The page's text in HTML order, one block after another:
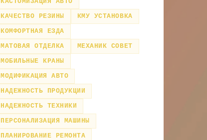
КАЧЕСТВО РЕЗИНЫ
КМУ УСТАНОВКА
КОМФОРТНАЯ ЕЗДА
МАТОВАЯ ОТДЕЛКА
МЕХАНИК СОВЕТ
МОБИЛЬНЫЕ КРАНЫ
МОДИФИКАЦИЯ АВТО
НАДЕЖНОСТЬ ПРОДУКЦИИ
НАДЕЖНОСТЬ ТЕХНИКИ
ПЕРСОНАЛИЗАЦИЯ МАШИНЫ
ПЛАНИРОВАНИЕ РЕМОНТА